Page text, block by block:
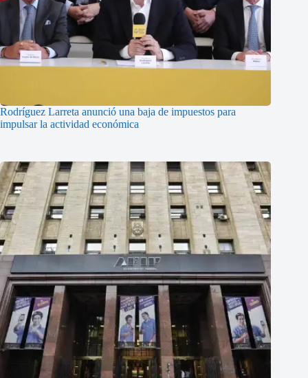
Rodríguez Larreta anunció una baja de impuestos para
impulsar la actividad económica